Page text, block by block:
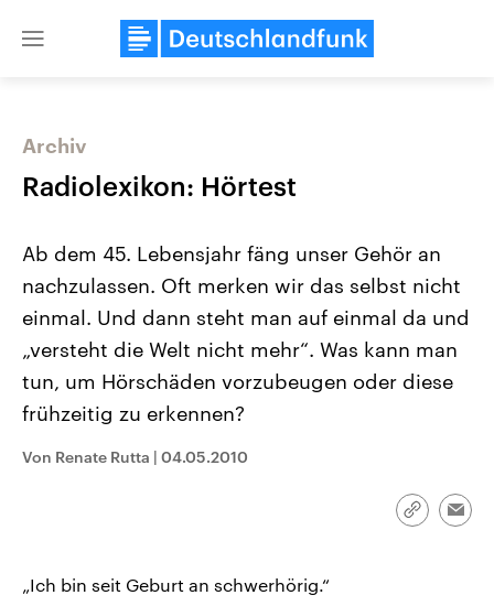
Close
Landtagswahl Sachsen-Anhalt
2026
Alle Informationen
September 2026 einen neuen
und Kandidaten der anstehenden
Wahl.
USA
mit großem Einfluss auf
aktuelle Weltgeschehen.
Archiv
Radiolexikon: Hörtest
Ab dem 45. Lebensjahr fäng unser Gehör an
nachzulassen. Oft merken wir das selbst nicht
einmal. Und dann steht man auf einmal da und
„versteht die Welt nicht mehr“. Was kann man
tun, um Hörschäden vorzubeugen oder diese
frühzeitig zu erkennen?
Von Renate Rutta | 04.05.2010
Link
„Ich bin seit Geburt an schwerhörig.“